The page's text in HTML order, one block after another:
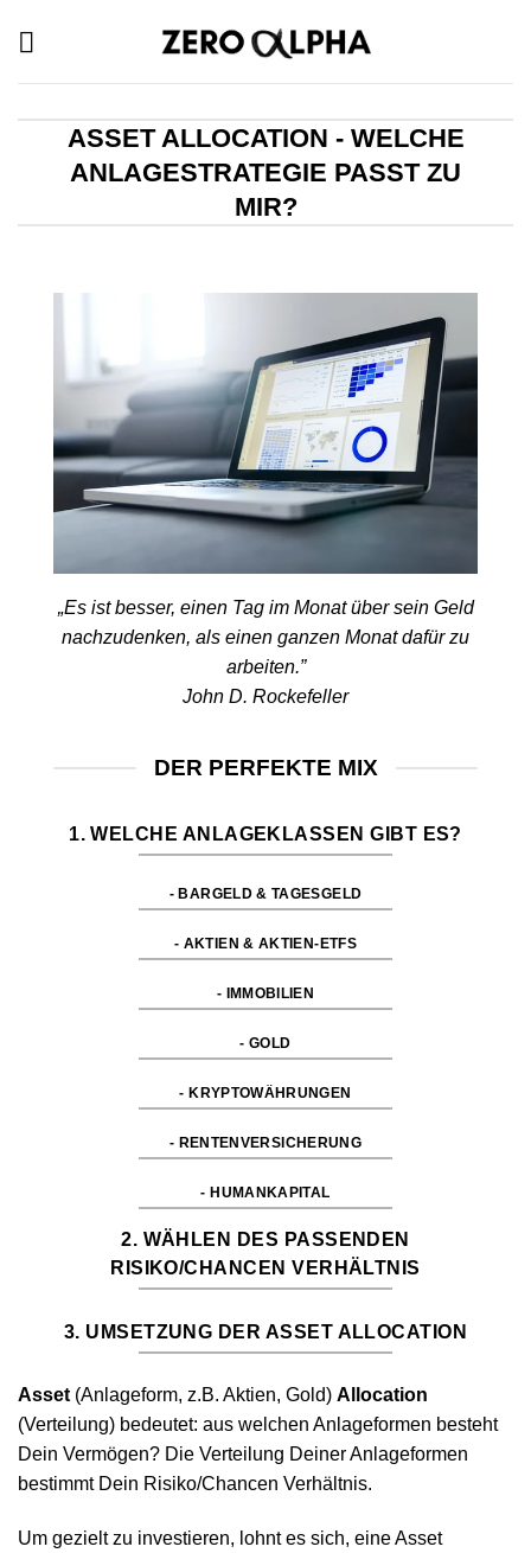
ASSET ALLOCATION - WELCHE
ANLAGESTRATEGIE PASST ZU
MIR?
„Es ist besser, einen Tag im Monat über sein Geld
nachzudenken, als einen ganzen Monat dafür zu
arbeiten.”
John D. Rockefeller
DER PERFEKTE MIX
1. WELCHE ANLAGEKLASSEN GIBT ES?
- BARGELD & TAGESGELD
- AKTIEN & AKTIEN-ETFS
- IMMOBILIEN
- GOLD
- KRYPTOWÄHRUNGEN
- RENTENVERSICHERUNG
- HUMANKAPITAL
2. WÄHLEN DES PASSENDEN
RISIKO/CHANCEN VERHÄLTNIS
3. UMSETZUNG DER ASSET ALLOCATION
Asset (Anlageform, z.B. Aktien, Gold) Allocation
(Verteilung) bedeutet: aus welchen Anlageformen besteht
Dein Vermögen? Die Verteilung Deiner Anlageformen
bestimmt Dein Risiko/Chancen Verhältnis.
Um gezielt zu investieren, lohnt es sich, eine Asset